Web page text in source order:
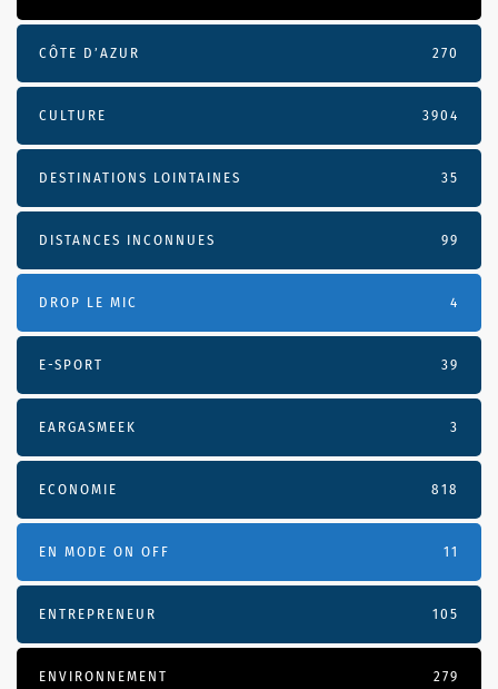
CÔTE D’AZUR 270
CULTURE 3904
DESTINATIONS LOINTAINES 35
DISTANCES INCONNUES 99
DROP LE MIC 4
E-SPORT 39
EARGASMEEK 3
ECONOMIE 818
EN MODE ON OFF 11
ENTREPRENEUR 105
ENVIRONNEMENT 279